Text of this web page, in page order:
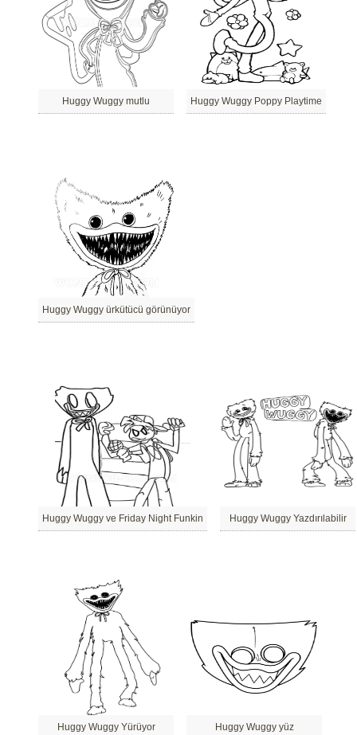
Huggy Wuggy mutlu Huggy Wuggy Poppy Playtime
Huggy Wuggy ürkütücü görünüyor
Huggy Wuggy ve Friday Night Funkin Huggy Wuggy Yazdırılabilir
Huggy Wuggy Yürüyor Huggy Wuggy yüz